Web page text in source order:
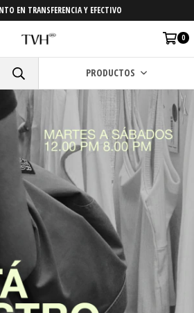
EN TRANSFERENCIA Y EFECTIVO
0
PRODUCTOS